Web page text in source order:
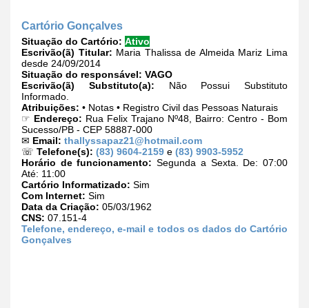
Cartório Gonçalves
Situação do Cartório: Ativo
Escrivão(ã) Titular: Maria Thalissa de Almeida Mariz Lima
desde 24/09/2014
Situação do responsável: VAGO
Escrivão(ã) Substituto(a): Não Possui Substituto
Informado.
Atribuições: • Notas • Registro Civil das Pessoas Naturais
☞ Endereço: Rua Felix Trajano Nº48, Bairro: Centro - Bom
Sucesso/PB - CEP 58887-000
✉ Email: thallyssapaz21@hotmail.com
☏ Telefone(s): (83) 9604-2159 e (83) 9903-5952
Horário de funcionamento: Segunda a Sexta. De: 07:00
Até: 11:00
Cartório Informatizado: Sim
Com Internet: Sim
Data da Criação: 05/03/1962
CNS: 07.151-4
Telefone, endereço, e-mail e todos os dados do Cartório
Gonçalves